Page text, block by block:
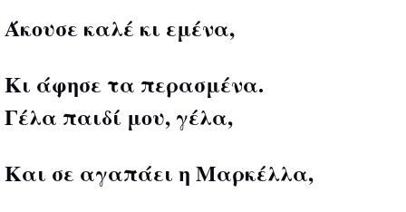
Άκουσε καλέ κι εμένα,
Κι άφησε τα περασμένα.
Γέλα παιδί μου, γέλα,
Και σε αγαπάει η Μαρκέλλα,